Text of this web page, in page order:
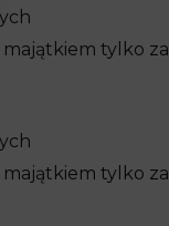
majątkiem tylko za
majątkiem tylko za